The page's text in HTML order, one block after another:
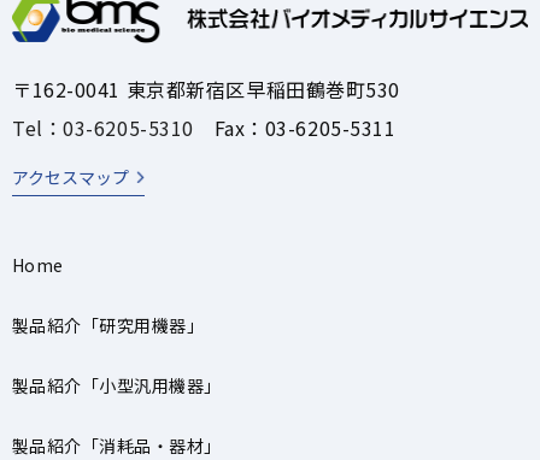
〒162-0041 東京都新宿区早稲田鶴巻町530
Tel：03-6205-5310 Fax：03-6205-5311
アクセスマップ
Home
製品紹介「研究用機器」
製品紹介「小型汎用機器」
製品紹介「消耗品・器材」